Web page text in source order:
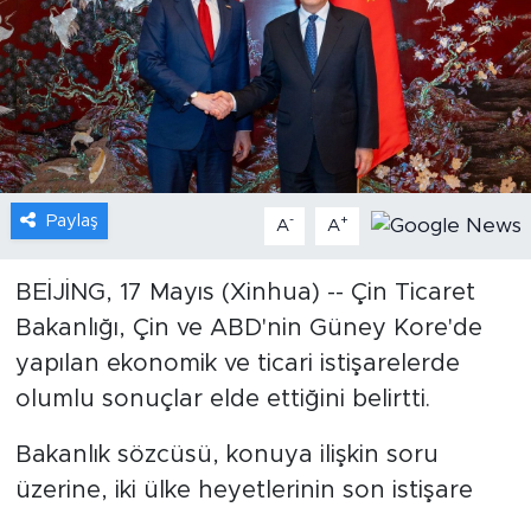
Paylaş A- A+
BEİJİNG, 17 Mayıs (Xinhua) -- Çin Ticaret
Bakanlığı, Çin ve ABD'nin Güney Kore'de
yapılan ekonomik ve ticari istişarelerde
olumlu sonuçlar elde ettiğini belirtti.
Bakanlık sözcüsü, konuya ilişkin soru
üzerine, iki ülke heyetlerinin son istişare
Gündem
Video
Sağlık
Foto Haber
Xinhua Türkiye
Seyahat